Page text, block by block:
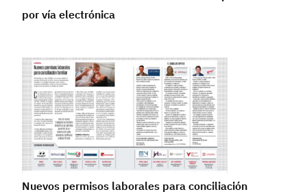
por vía electrónica
Nuevos permisos laborales para conciliación